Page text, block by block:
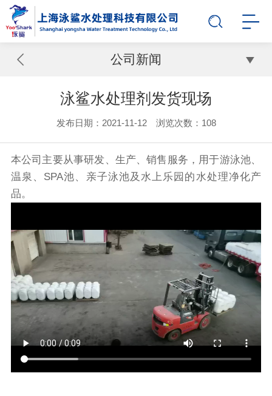
公司新闻
泳鲨水处理剂发货现场
发布日期：2021-11-12 浏览次数： 108
本公司主要从事研发、生产、销售服务，用于游泳池、
温泉、SPA池、亲子泳池及水上乐园的水处理净化产
品。